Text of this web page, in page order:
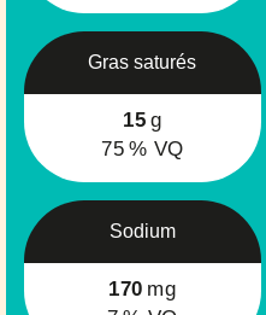
Gras saturés
15 g
75 % VQ
Sodium
170 mg